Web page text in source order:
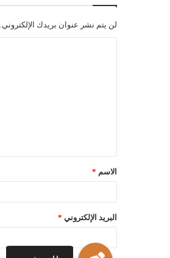
لن يتم نشر عنوان بريدك الإلكتروني.
الاسم *
البريد الإلكتروني *